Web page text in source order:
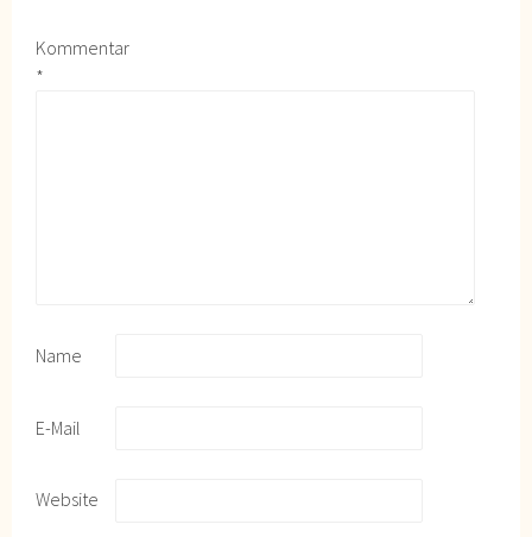
Kommentar
*
Name
E-Mail
Website